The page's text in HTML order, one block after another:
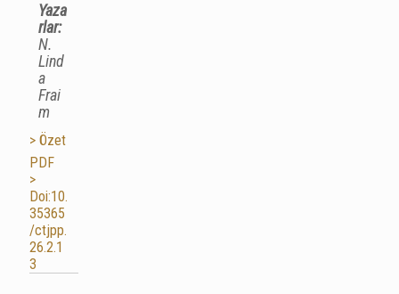
Yaza
rlar:
N.
Lind
a
Frai
m
> Özet
PDF
>
Doi:10.
35365
/ctjpp.
26.2.1
3